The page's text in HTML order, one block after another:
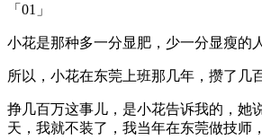
「01」
小花是那种多一分显肥，少一分显瘦的人
所以，小花在东莞上班那几年，攒了几
挣几百万这事儿，是小花告诉我的，她
天，我就不装了，我当年在东莞做技师